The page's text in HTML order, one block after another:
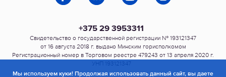
Мы используем куки! Продолжая использовать данный сайт, вы даете
+375 29 3953311
Свидетельство о государственной регистрации № 193121347
от 16 августа 2018 г. выдано Минским горисполкомом
Регистрационный номер в Торговом реестре 479243 от 13 апреля 2020 г.
УНП 193121347